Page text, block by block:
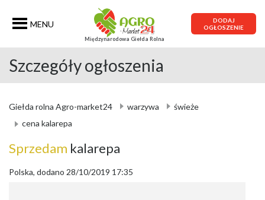
MENU
Międzynarodowa Giełda Rolna
DODAJ
OGŁOSZENIE
Szczegóły ogłoszenia
Giełda rolna Agro-market24 warzywa
świeże
cena kalarepa
Sprzedam kalarepa
Polska, dodano 28/10/2019 17:35